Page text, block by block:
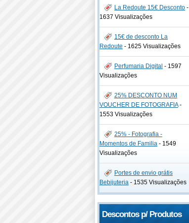
La Redoute 15€ Desconto -
1637 Visualizações
15€ de desconto La
Redoute - 1625 Visualizações
Perfumaria Digital - 1597
Visualizações
25% DESCONTO NUM
VOUCHER DE FOTOGRAFIA-
1553 Visualizações
25% - Fotografia -
Momentos de Familia - 1549
Visualizações
Portes de envio grátis
Bebijuteria - 1535 Visualizações
Descontos p/ Produtos